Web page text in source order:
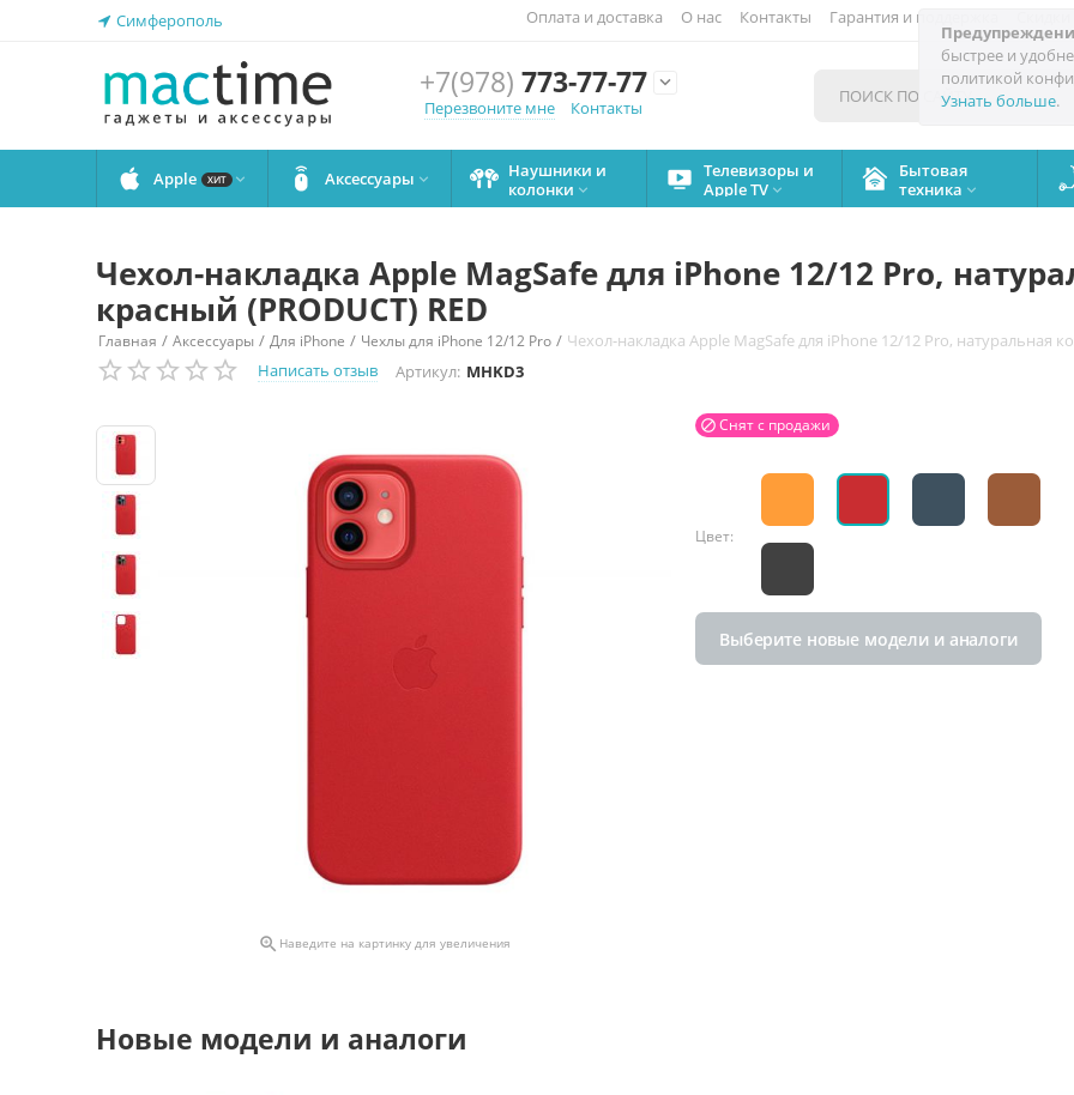
быстрее и
политикой
Узнать больше.
Симферополь Оплата и доставка О нас Контакты Гарантия и поддержка
+7(978) 773-77-77

Перезвоните мне
Контакты
Apple ХИТ  Аксессуары 
Наушники и
колонки 
Телевизоры и
Apple TV 
Бытовая
техника 
Чехол-накладка Apple MagSafe для iPhone 12/12 Pro,
красный (PRODUCT) RED
Главная / Аксессуары / Для iPhone / Чехлы для iPhone 12/12 Pro / Чехол-накладка Apple MagSafe для iPhone 12/12 Pro, натуральная
Написать отзыв
Артикул: MHKD3
 Наведите на картинку для увеличения
Снят с продажи

Цвет:
Выберите новые модели и аналоги
Новые модели и аналоги